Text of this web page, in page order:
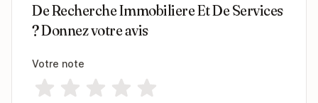
De Recherche Immobiliere Et De Services
? Donnez votre avis
Votre note